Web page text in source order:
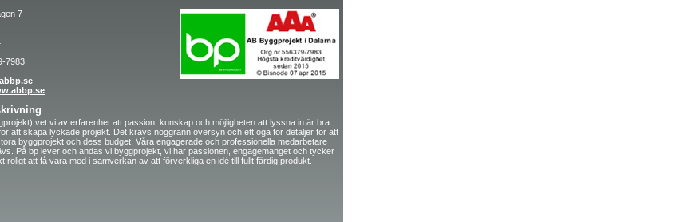
7
7983
vet vi av erfarenhet att passion, kunskap och möjligheten att lyssna in är bra
att skapa lyckade projekt. Det krävs noggrann översyn och ett öga för detaljer för att
byggprojekt och dess budget. Våra engagerade och professionella medarbetare
På bp lever och andas vi byggprojekt, vi har passionen, engagemanget och tycker
roligt att få vara med i samverkan av att förverkliga en idé till fullt färdig produkt.